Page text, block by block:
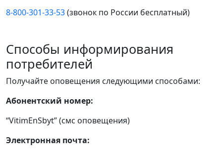
8-800-301-33-53(звонок по России бесплатный)
Способы информирования
потребителей
Получайте оповещения следующими способами:
Абонентский номер:
“VitimEnSbyt” (смс оповещения)
Электронная почта: